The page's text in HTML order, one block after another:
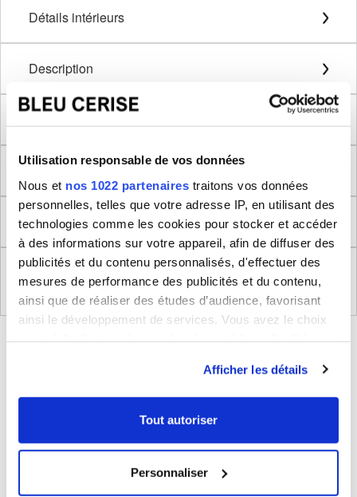
Utilisation responsable de vos données
Nous et nos 1022 partenaires traitons vos données
personnelles, telles que votre adresse IP, en utilisant des
technologies comme les cookies pour stocker et accéder
à des informations sur votre appareil, afin de diffuser des
publicités et du contenu personnalisés, d'effectuer des
mesures de performance des publicités et du contenu,
ainsi que de réaliser des études d’audience, favorisant
ainsi le développement de services. Vous avez le choix
tout moment en consultant la Déclaration relative aux
cookies ou en cliquant sur l'icône de confidentialité.
Collecter des informations sur votre localisation
géographique qui peuvent être précises à plusieurs
mètres près
Afficher les détails
Tout autoriser
Personnaliser
Détails intérieurs
Description
Dimensions produit
Retour
Règlement (UE) 2023/988 relatifs à la Sécurité
Générale des Produits
BLEUCERISE VOUS CONSEILLE